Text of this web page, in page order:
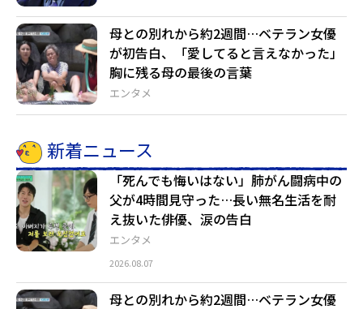
エンタメ
母との別れから約2週間…ベテラン女優
が初告白、「愛してると言えなかった」
胸に残る母の最後の言葉
新着ニュース
エンタメ
「死んでも悔いはない」肺がん闘病中の
父が4時間見守った…長い無名生活を耐
え抜いた俳優、涙の告白
2026.08.07
母との別れから約2週間…ベテラン女優